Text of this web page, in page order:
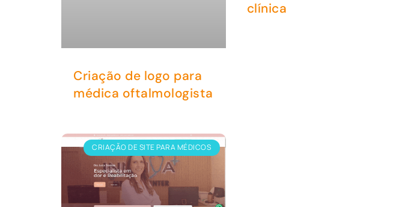
Criação de logo para
médica oftalmologista
clínica
CRIAÇÃO DE SITE PARA MÉDICOS